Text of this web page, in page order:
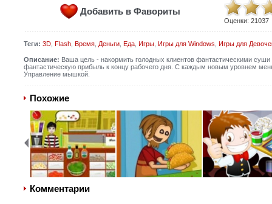
Добавить в Фавориты
Оценки: 21037
Теги: 3D, Flash, Время, Деньги, Еда, Игры, Игры для Windows Игры для
Описание: Ваша цель - накормить голодных клиентов фантастическими
фантастическую прибыль к концу рабочего дня. С каждым новым уровнем
Управление мышкой.
Похожие
Комментарии